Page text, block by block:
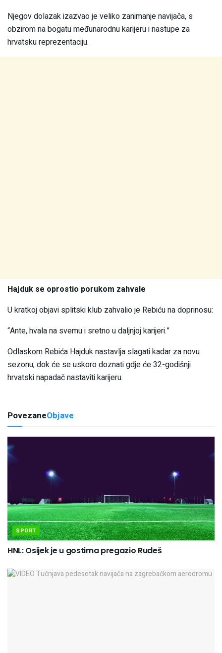
Njegov dolazak izazvao je veliko zanimanje navijača, s
obzirom na bogatu međunarodnu karijeru i nastupe za
hrvatsku reprezentaciju.
Hajduk se oprostio porukom zahvale
U kratkoj objavi splitski klub zahvalio je Rebiću na doprinosu:
“Ante, hvala na svemu i sretno u daljnjoj karijeri.”
Odlaskom Rebića Hajduk nastavlja slagati kadar za novu
sezonu, dok će se uskoro doznati gdje će 32-godišnji
hrvatski napadač nastaviti karijeru.
PovezaneObjave
SPORT
HNL: Osijek je u gostima pregazio Rudeš